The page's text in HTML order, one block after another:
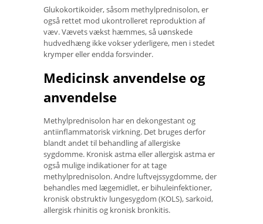
Glukokortikoider, såsom methylprednisolon, er
også rettet mod ukontrolleret reproduktion af
væv. Vævets vækst hæmmes, så uønskede
hudvedhæng ikke vokser yderligere, men i stedet
krymper eller endda forsvinder.
Medicinsk anvendelse og
anvendelse
Methylprednisolon har en dekongestant og
antiinflammatorisk virkning. Det bruges derfor
blandt andet til behandling af allergiske
sygdomme. Kronisk astma eller allergisk astma er
også mulige indikationer for at tage
methylprednisolon. Andre luftvejssygdomme, der
behandles med lægemidlet, er bihuleinfektioner,
kronisk obstruktiv lungesygdom (KOLS), sarkoid,
allergisk rhinitis og kronisk bronkitis.